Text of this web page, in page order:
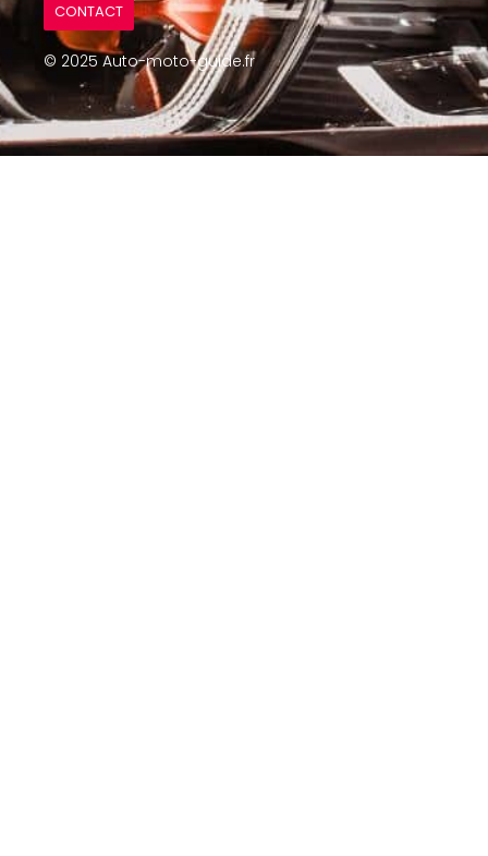
CONTACT
© 2025 Auto-moto-guide.fr